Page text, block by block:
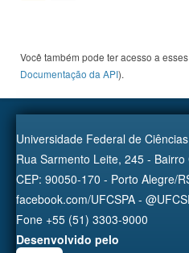
Você também pode ter acesso a
Documentação da API).
Universidade Federal de
Rua Sarmento Leite, 245 - Bairro
CEP: 90050-170 - Porto Alegre/
facebook.com/UFCSPA -
Fone +55 (51) 3303-9000
Desenvolvido pelo